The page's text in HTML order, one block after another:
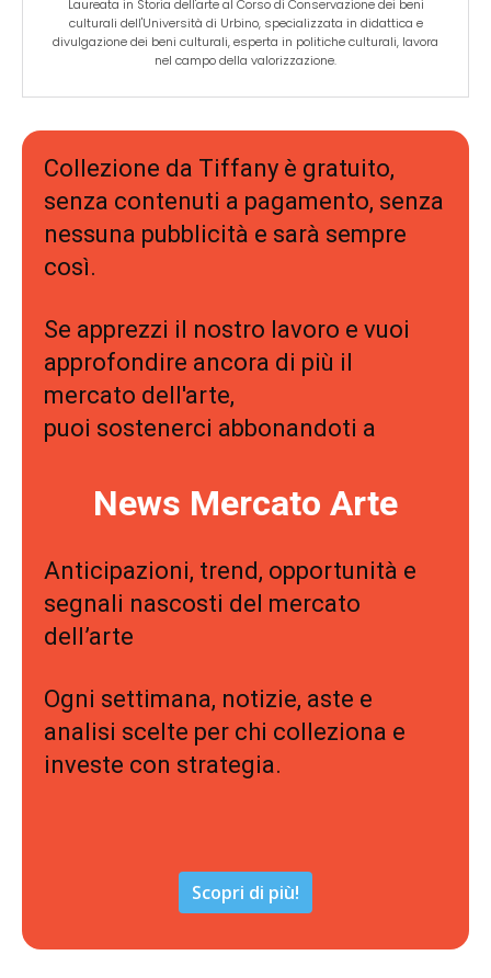
Laureata in Storia dell'arte al Corso di Conservazione dei beni
culturali dell'Università di Urbino, specializzata in didattica e
divulgazione dei beni culturali, esperta in politiche culturali, lavora
nel campo della valorizzazione.
Collezione da Tiffany è gratuito,
senza contenuti a pagamento, senza
nessuna pubblicità e sarà sempre
così.
Se apprezzi il nostro lavoro e vuoi
approfondire ancora di più il
mercato dell'arte,
puoi sostenerci abbonandoti a
News Mercato Arte
Anticipazioni, trend, opportunità e
segnali nascosti del mercato
dell’arte
Ogni settimana, notizie, aste e
analisi scelte per chi colleziona e
investe con strategia.
Scopri di più!